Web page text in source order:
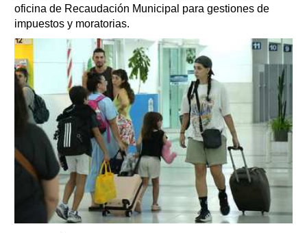
oficina de Recaudación Municipal para gestiones de
impuestos y moratorias.